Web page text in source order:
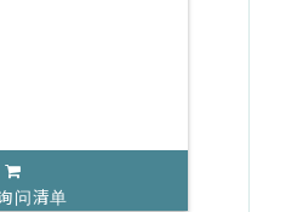
问清单